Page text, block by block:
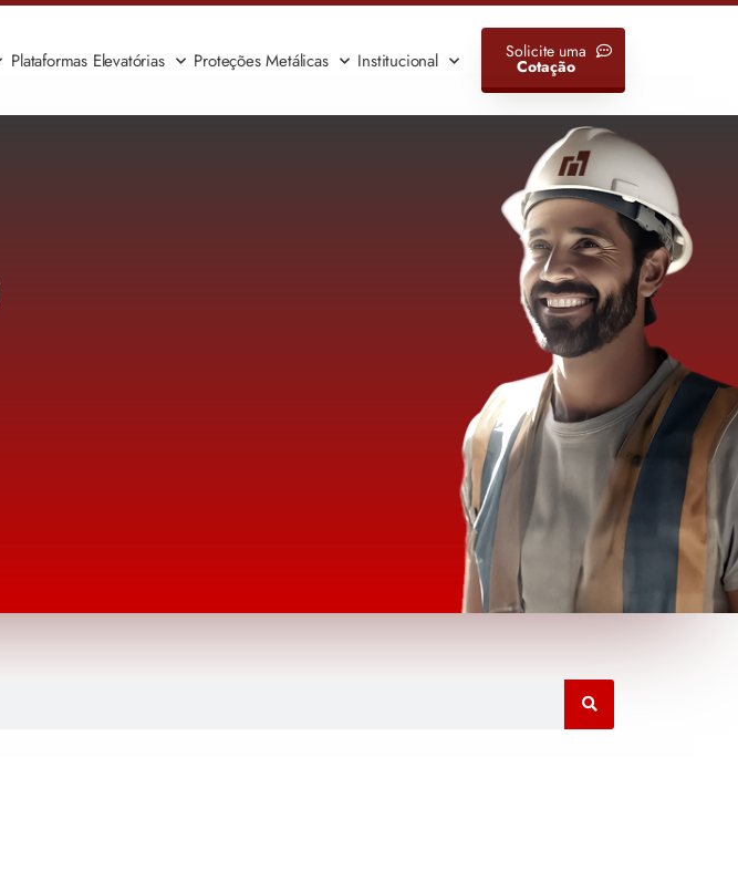
Plataformas Elevatórias Proteções Metálicas Institucional Solicite uma
Cotação